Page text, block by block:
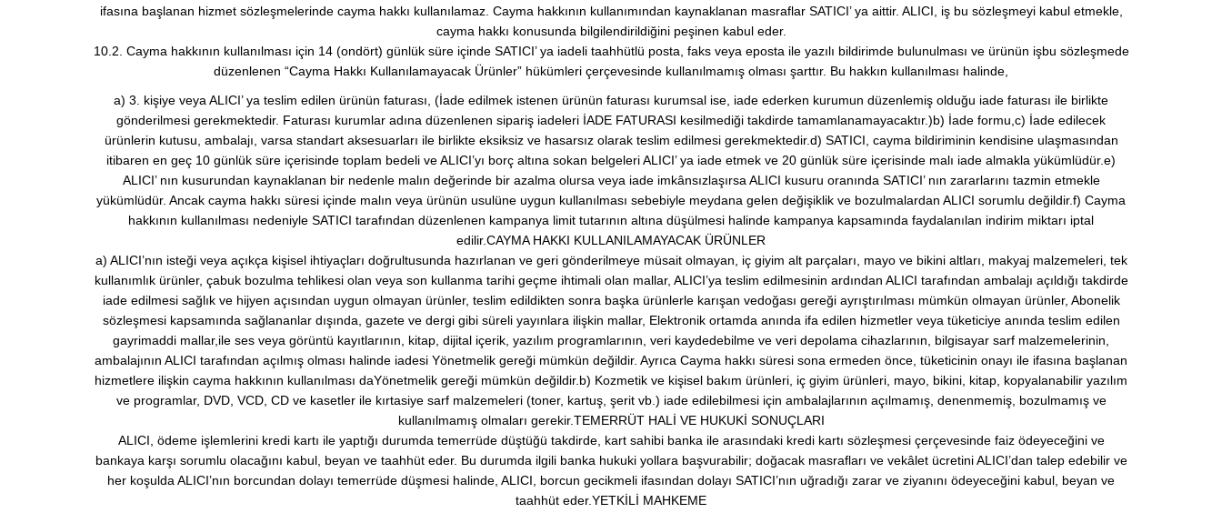
ifasına başlanan hizmet sözleşmelerinde cayma hakkı kullanılamaz. Cayma hakkının kullanımından kaynaklanan masraflar SATICI’ ya aittir. ALICI, iş bu sözleşmeyi kabul etmekle,
cayma hakkı konusunda bilgilendirildiğini peşinen kabul eder.
10.2. Cayma hakkının kullanılması için 14 (ondört) günlük süre içinde SATICI’ ya iadeli taahhütlü posta, faks veya eposta ile yazılı bildirimde bulunulması ve ürünün işbu sözleşmede
düzenlenen “Cayma Hakkı Kullanılamayacak Ürünler” hükümleri çerçevesinde kullanılmamış olması şarttır. Bu hakkın kullanılması halinde,
a) 3. kişiye veya ALICI’ ya teslim edilen ürünün faturası, (İade edilmek istenen ürünün faturası kurumsal ise, iade ederken kurumun düzenlemiş olduğu iade faturası ile birlikte
gönderilmesi gerekmektedir. Faturası kurumlar adına düzenlenen sipariş iadeleri İADE FATURASI kesilmediği takdirde tamamlanamayacaktır.)b) İade formu,c) İade edilecek
ürünlerin kutusu, ambalajı, varsa standart aksesuarları ile birlikte eksiksiz ve hasarsız olarak teslim edilmesi gerekmektedir.d) SATICI, cayma bildiriminin kendisine ulaşmasından
itibaren en geç 10 günlük süre içerisinde toplam bedeli ve ALICI’yı borç altına sokan belgeleri ALICI’ ya iade etmek ve 20 günlük süre içerisinde malı iade almakla yükümlüdür.e)
ALICI’ nın kusurundan kaynaklanan bir nedenle malın değerinde bir azalma olursa veya iade imkânsızlaşırsa ALICI kusuru oranında SATICI’ nın zararlarını tazmin etmekle
yükümlüdür. Ancak cayma hakkı süresi içinde malın veya ürünün usulüne uygun kullanılması sebebiyle meydana gelen değişiklik ve bozulmalardan ALICI sorumlu değildir.f) Cayma
hakkının kullanılması nedeniyle SATICI tarafından düzenlenen kampanya limit tutarının altına düşülmesi halinde kampanya kapsamında faydalanılan indirim miktarı iptal
edilir.CAYMA HAKKI KULLANILAMAYACAK ÜRÜNLER
a) ALICI’nın isteği veya açıkça kişisel ihtiyaçları doğrultusunda hazırlanan ve geri gönderilmeye müsait olmayan, iç giyim alt parçaları, mayo ve bikini altları, makyaj malzemeleri, tek
kullanımlık ürünler, çabuk bozulma tehlikesi olan veya son kullanma tarihi geçme ihtimali olan mallar, ALICI’ya teslim edilmesinin ardından ALICI tarafından ambalajı açıldığı takdirde
iade edilmesi sağlık ve hijyen açısından uygun olmayan ürünler, teslim edildikten sonra başka ürünlerle karışan vedoğası gereği ayrıştırılması mümkün olmayan ürünler, Abonelik
sözleşmesi kapsamında sağlananlar dışında, gazete ve dergi gibi süreli yayınlara ilişkin mallar, Elektronik ortamda anında ifa edilen hizmetler veya tüketiciye anında teslim edilen
gayrimaddi mallar,ile ses veya görüntü kayıtlarının, kitap, dijital içerik, yazılım programlarının, veri kaydedebilme ve veri depolama cihazlarının, bilgisayar sarf malzemelerinin,
ambalajının ALICI tarafından açılmış olması halinde iadesi Yönetmelik gereği mümkün değildir. Ayrıca Cayma hakkı süresi sona ermeden önce, tüketicinin onayı ile ifasına başlanan
hizmetlere ilişkin cayma hakkının kullanılması daYönetmelik gereği mümkün değildir.b) Kozmetik ve kişisel bakım ürünleri, iç giyim ürünleri, mayo, bikini, kitap, kopyalanabilir yazılım
ve programlar, DVD, VCD, CD ve kasetler ile kırtasiye sarf malzemeleri (toner, kartuş, şerit vb.) iade edilebilmesi için ambalajlarının açılmamış, denenmemiş, bozulmamış ve
kullanılmamış olmaları gerekir.TEMERRÜT HALİ VE HUKUKİ SONUÇLARI
ALICI, ödeme işlemlerini kredi kartı ile yaptığı durumda temerrüde düştüğü takdirde, kart sahibi banka ile arasındaki kredi kartı sözleşmesi çerçevesinde faiz ödeyeceğini ve
bankaya karşı sorumlu olacağını kabul, beyan ve taahhüt eder. Bu durumda ilgili banka hukuki yollara başvurabilir; doğacak masrafları ve vekâlet ücretini ALICI’dan talep edebilir ve
her koşulda ALICI’nın borcundan dolayı temerrüde düşmesi halinde, ALICI, borcun gecikmeli ifasından dolayı SATICI’nın uğradığı zarar ve ziyanını ödeyeceğini kabul, beyan ve
taahhüt eder.YETKİLİ MAHKEME